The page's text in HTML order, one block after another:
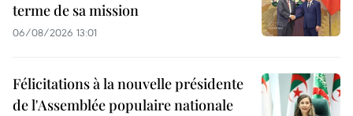
terme de sa mission
06/08/2026 13:01
Félicitations à la nouvelle présidente
de l'Assemblée populaire nationale